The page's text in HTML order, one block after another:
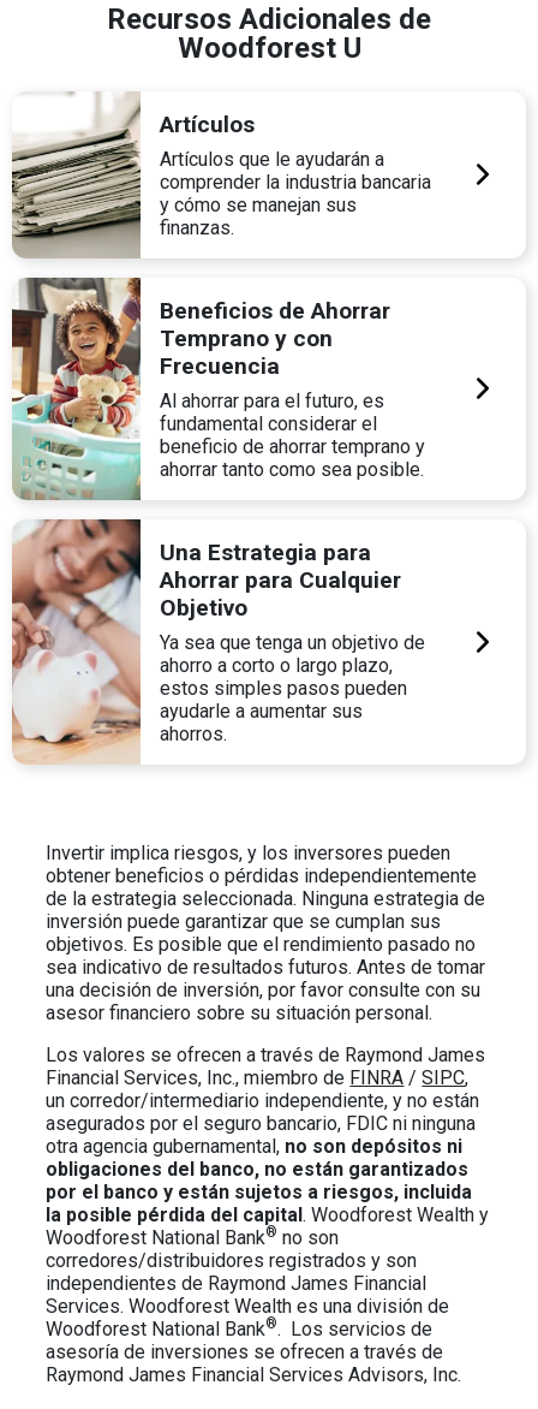
Recursos Adicionales de
Woodforest U
Artículos
Artículos que le ayudarán a
comprender la industria bancaria
y cómo se manejan sus
finanzas.
Beneficios de Ahorrar
Temprano y con
Frecuencia
Al ahorrar para el futuro, es
fundamental considerar el
beneficio de ahorrar temprano y
ahorrar tanto como sea posible.
Una Estrategia para
Ahorrar para Cualquier
Objetivo
Ya sea que tenga un objetivo de
ahorro a corto o largo plazo,
estos simples pasos pueden
ayudarle a aumentar sus
ahorros.
Invertir implica riesgos, y los inversores pueden
obtener beneficios o pérdidas independientemente
de la estrategia seleccionada. Ninguna estrategia de
inversión puede garantizar que se cumplan sus
objetivos. Es posible que el rendimiento pasado no
sea indicativo de resultados futuros. Antes de tomar
una decisión de inversión, por favor consulte con su
asesor financiero sobre su situación personal.
Los valores se ofrecen a través de Raymond James
Financial Services, Inc., miembro de FINRA /SIPC,
un corredor/intermediario independiente, y no están
asegurados por el seguro bancario, FDIC ni ninguna
otra agencia gubernamental, no son depósitos ni
obligaciones del banco, no están garantizados
por el banco y están sujetos a riesgos, incluida
la posible pérdida del capital. Woodforest Wealth y
Woodforest National Bank® no son
corredores/distribuidores registrados y son
independientes de Raymond James Financial
Services. Woodforest Wealth es una división de
Woodforest National Bank®. Los servicios de
asesoría de inversiones se ofrecen a través de
Raymond James Financial Services Advisors, Inc.